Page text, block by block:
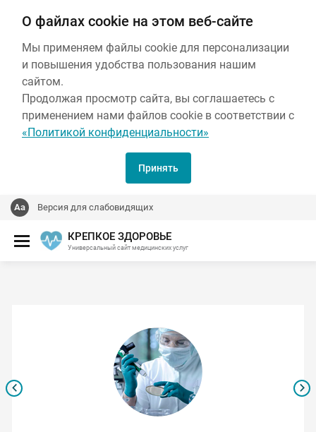
О файлах cookie на этом веб-сайте
Мы применяем файлы cookie для персонализации
и повышения удобства пользования нашим
сайтом.
Продолжая просмотр сайта, вы соглашаетесь с
применением нами файлов cookie в соответствии с
«Политикой конфиденциальности»
Принять
Версия для слабовидящих
КРЕПКОЕ ЗДОРОВЬЕ
Универсальный сайт медицинских услуг